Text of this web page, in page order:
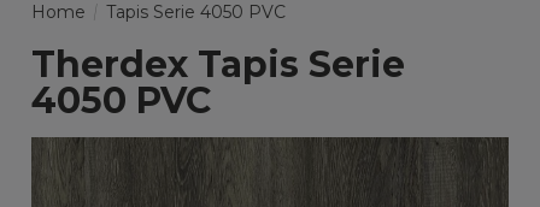
Home Tapis Serie 4050 PVC
Therdex Tapis Serie
4050 PVC